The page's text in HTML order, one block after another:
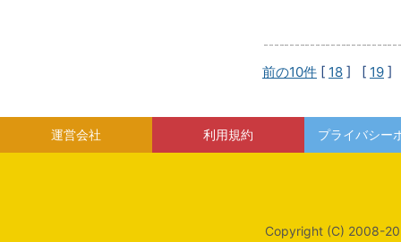
前の10件 [ 18 ] [ 19 ]
運営会社 利用規約 プライバシー
Copyright (C) 2008-